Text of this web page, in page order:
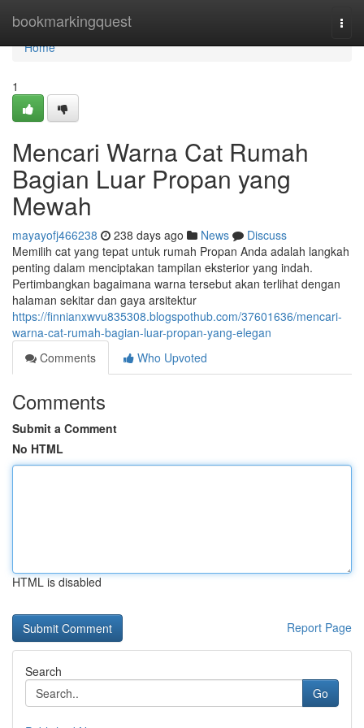
bookmarkingquest
Home
Home
1
Mencari Warna Cat Rumah
Bagian Luar Propan yang
Mewah
mayayofj466238 238 days ago News
Discuss
Memilih cat yang tepat untuk rumah Propan Anda adalah langkah
penting dalam menciptakan tampilan eksterior yang indah.
Pertimbangkan bagaimana warna tersebut akan terlihat dengan
halaman sekitar dan gaya arsitektur
https://finnianxwvu835308.blogspothub.com/37601636/mencari-
warna-cat-rumah-bagian-luar-propan-yang-elegan
Comments
Who Upvoted
Comments
Submit a Comment
No HTML
HTML is disabled
Report Page
Search
Go